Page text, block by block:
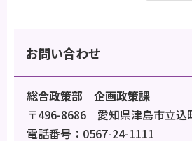
お問い合わせ
総合政策部 企画政策課
〒496-8686 愛知県津島市立込
電話番号：0567-24-1111